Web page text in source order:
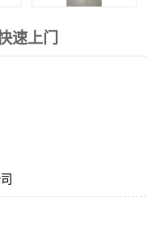
速上门